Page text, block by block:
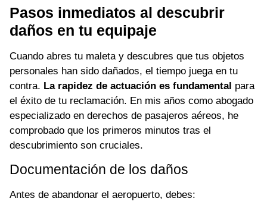
Pasos inmediatos al descubrir
daños en tu equipaje
Cuando abres tu maleta y descubres que tus objetos
personales han sido dañados, el tiempo juega en tu
contra. La rapidez de actuación es fundamental para
el éxito de tu reclamación. En mis años como abogado
especializado en derechos de pasajeros aéreos, he
comprobado que los primeros minutos tras el
descubrimiento son cruciales.
Documentación de los daños
Antes de abandonar el aeropuerto, debes: